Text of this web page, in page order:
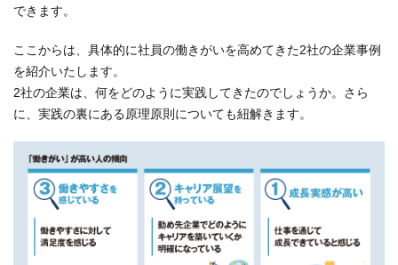
できます。
ここからは、具体的に社員の働きがいを高めてきた2社の企業事例
を紹介いたします。
2社の企業は、何をどのように実践してきたのでしょうか。さら
に、実践の裏にある原理原則についても紐解きます。